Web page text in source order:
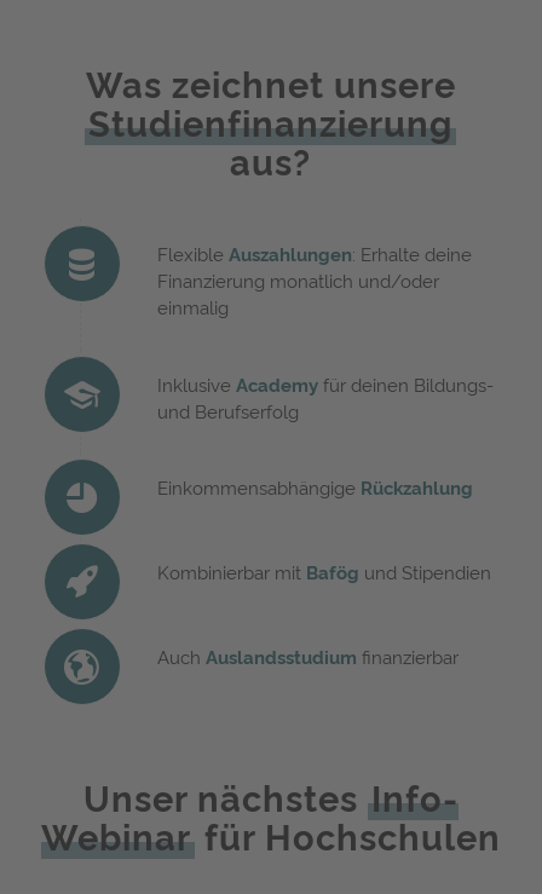
Was zeichnet unsere
Studienfinanzierung
aus?
Flexible Auszahlungen: Erhalte deine
Finanzierung monatlich und/oder
einmalig
Inklusive Academyfür deinen Bildungs-
und Berufserfolg
Einkommensabhängige Rückzahlung
Kombinierbar mit Bafög und Stipendien
Auch Auslandsstudium finanzierbar
Unser nächstes Info-
Webinarfür Hochschulen